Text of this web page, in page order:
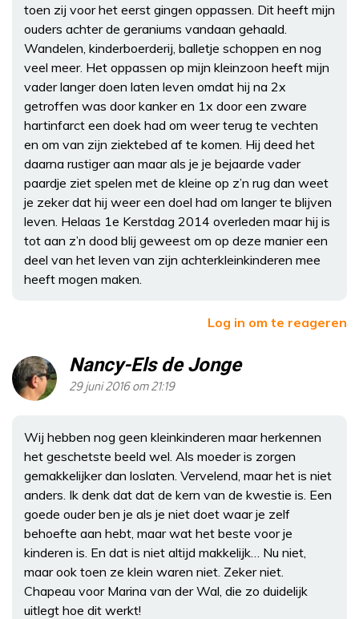
toen zij voor het eerst gingen oppassen. Dit heeft mijn
ouders achter de geraniums vandaan gehaald.
Wandelen, kinderboerderij, balletje schoppen en nog
veel meer. Het oppassen op mijn kleinzoon heeft mijn
vader langer doen laten leven omdat hij na 2x
getroffen was door kanker en 1x door een zware
hartinfarct een doek had om weer terug te vechten
en om van zijn ziektebed af te komen. Hij deed het
daarna rustiger aan maar als je je bejaarde vader
paardje ziet spelen met de kleine op z’n rug dan weet
je zeker dat hij weer een doel had om langer te blijven
leven. Helaas 1e Kerstdag 2014 overleden maar hij is
tot aan z’n dood blij geweest om op deze manier een
deel van het leven van zijn achterkleinkinderen mee
heeft mogen maken.
Log in om te reageren
Nancy-Els de Jonge
29 juni 2016 om 21:19
Wij hebben nog geen kleinkinderen maar herkennen
het geschetste beeld wel. Als moeder is zorgen
gemakkelijker dan loslaten. Vervelend, maar het is niet
anders. Ik denk dat dat de kern van de kwestie is. Een
goede ouder ben je als je niet doet waar je zelf
behoefte aan hebt, maar wat het beste voor je
kinderen is. En dat is niet altijd makkelijk… Nu niet,
maar ook toen ze klein waren niet. Zeker niet.
Chapeau voor Marina van der Wal, die zo duidelijk
uitlegt hoe dit werkt!